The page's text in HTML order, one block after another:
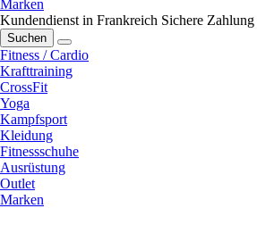
Marken
Kundendienst in Frankreich Sichere Zahlung
Suchen
Fitness / Cardio
Krafttraining
CrossFit
Yoga
Kampfsport
Kleidung
Fitnessschuhe
Ausrüstung
Outlet
Marken